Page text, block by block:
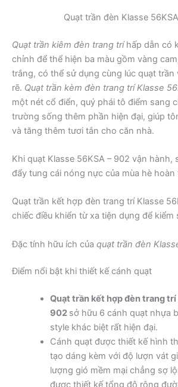
Quạt trần đèn Klasse
Quạt trần kiêm đèn trang tríhấp dẫn có
chỉnh để thể hiện ba màu gồm vàng
trắng, có thể sử dụng cùng lúc quạt trần
rẽ. Quạt trần kèm đèn trang trí Klasse
một nét cổ điển, quý phái tô điểm sang
trường sống thêm phần hiện đại, giúp
và tăng thêm tươi tắn cho căn nhà.
Khi quạt Klasse 56KSA – 902 vận hành,
đẩy tung cái nóng nực của mùa hè
Quạt trần kết hợp đèn trang trí Klasse
chiếc điều khiển từ xa tiện dụng để kiểm
Đặc tính hữu ích của quạt trần đèn
Điểm nổi bật khi thiết kế cánh quạt
Quạt trần kết hợp đèn trang trí
902 sở hữu 6 cánh quạt nhựa
style khác biệt rất hiện đại.
Cánh quạt được thiết kế hình
tạo dáng kèm với độ lượn vát
lượng gió mềm mại chẳng sợ
được thiết kế tổng độ rộng